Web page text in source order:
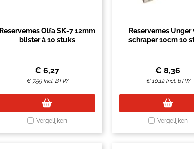
Reservemes Olfa SK-7 12mm
blister à 10 stuks
€ 6,27
€ 7,59 Incl. BTW
Vergelijken
Reservemes Unger
schraper 10cm 10
€ 8,36
€10,12 Incl. BTW
Vergelijken